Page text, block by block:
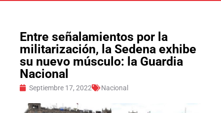
Entre señalamientos por la
militarización, la Sedena exhibe
su nuevo músculo: la Guardia
Nacional
Septiembre 17, 2022 Nacional